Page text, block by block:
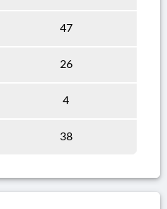
47
26
4
38